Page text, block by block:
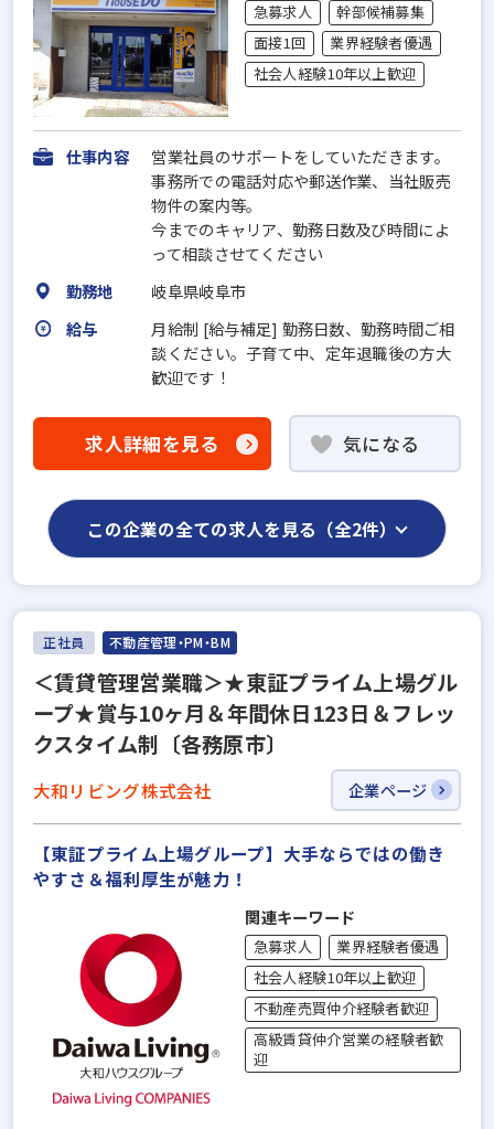
急募求人
幹部候補募集
面接1回
業界経験者優遇
社会人経験10年以上歓迎
仕事内容
営業社員のサポートをしていただきます。
事務所での電話対応や郵送作業、当社販売
物件の案内等。
今までのキャリア、勤務日数及び時間によ
って相談させてください
勤務地
岐阜県岐阜市
給与
月給制 [給与補足] 勤務日数、勤務時間ご相
談ください。子育て中、定年退職後の方大
歓迎です！
求人詳細を見る 気になる
この企業の全ての求人を見る（全2件）
正社員 不動産管理・PM・BM
＜賃貸管理営業職＞★東証プライム上場グル
ープ★賞与10ヶ月＆年間休日123日＆フレッ
クスタイム制〔各務原市〕
大和リビング株式会社 企業ページ
【東証プライム上場グループ】大手ならではの働き
やすさ＆福利厚⽣が魅力！
関連キーワード
急募求人
業界経験者優遇
社会人経験10年以上歓迎
不動産売買仲介経験者歓迎
高級賃貸仲介営業の経験者歓
迎